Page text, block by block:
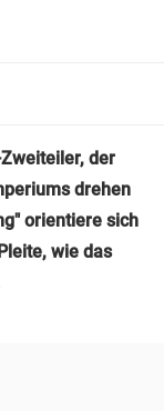
der
drehen
orientiere sich
wie das